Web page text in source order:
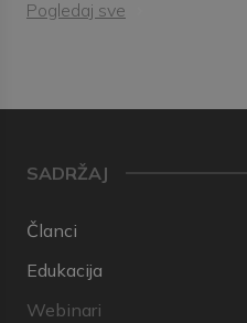
Pogledaj sve
SADRŽAJ
Članci
Edukacija
Webinari